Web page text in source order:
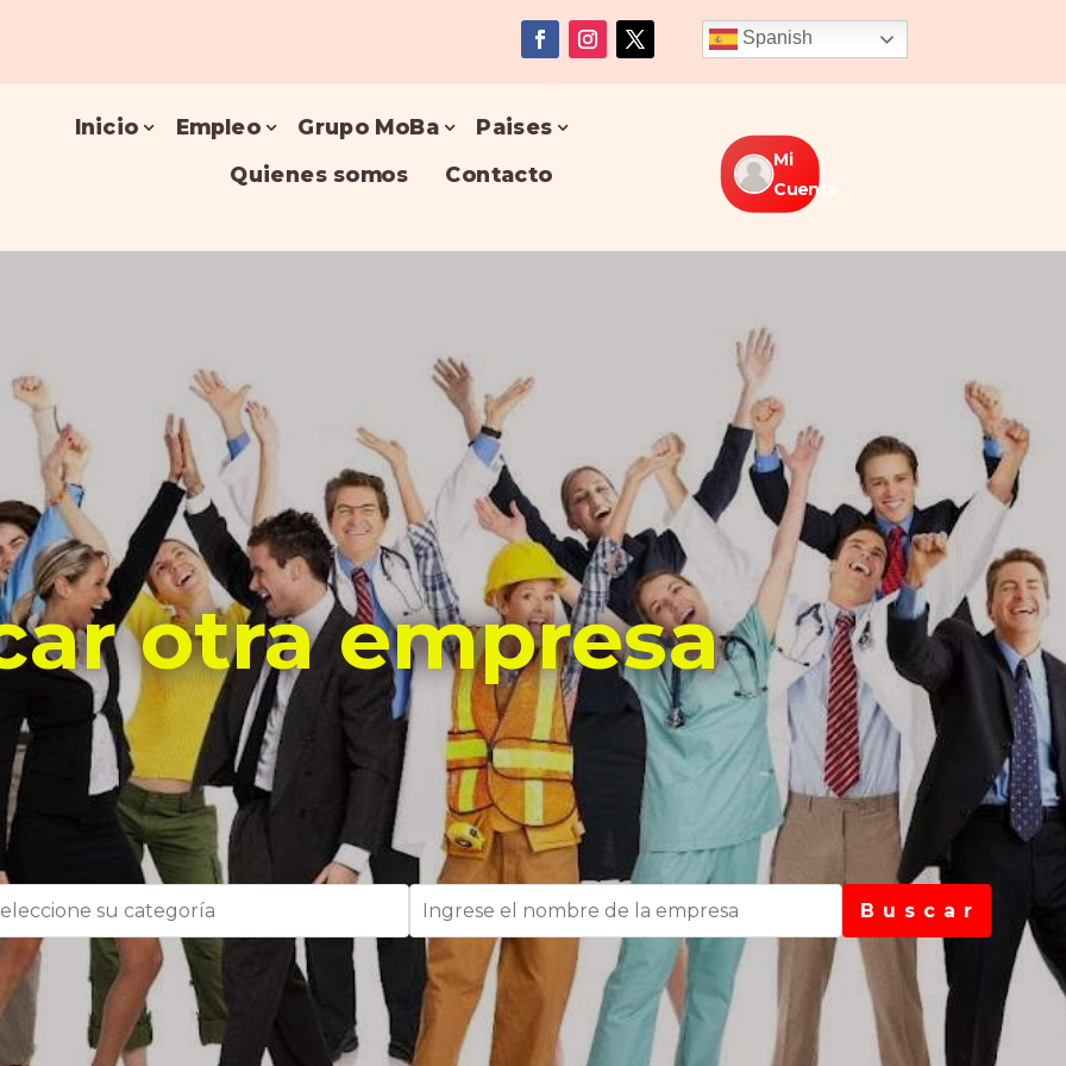
Spanish
Inicio Empleo Grupo MoBa
Paises
Quienes somos
Contacto
Mi
Cuenta
otra empresa
B u s c a r